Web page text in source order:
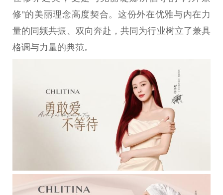
修”的美丽理念高度契合。这份外在优雅与内在力
量的同频共振、双向奔赴，共同为行业树立了兼具
格调与力量的典范。